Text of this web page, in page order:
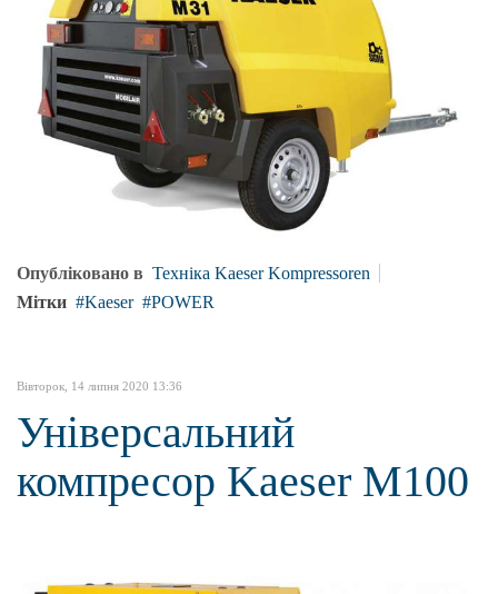
Опубліковано в Техніка Kaeser Kompressoren
Мітки
Kaeser POWER
Вівторок, 14 липня 2020 13:36
Універсальний
компресор Kaeser M100